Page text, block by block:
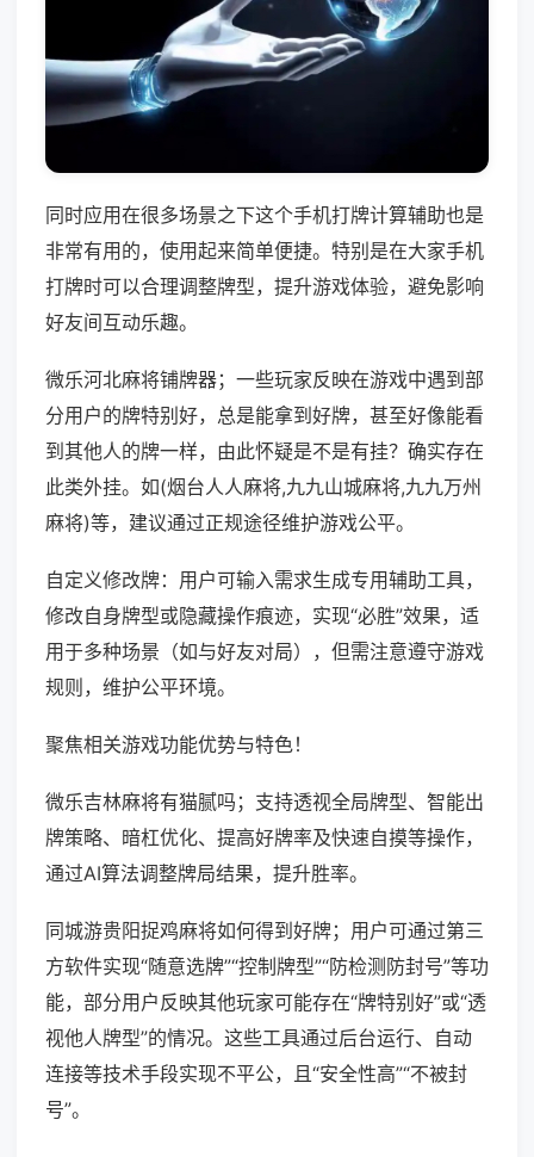
同时应用在很多场景之下这个手机打牌计算辅助也是
非常有用的，使用起来简单便捷。特别是在大家手机
打牌时可以合理调整牌型，提升游戏体验，避免影响
好友间互动乐趣。
微乐河北麻将铺牌器；一些玩家反映在游戏中遇到部
分用户的牌特别好，总是能拿到好牌，甚至好像能看
到其他人的牌一样，由此怀疑是不是有挂？确实存在
此类外挂。如(烟台人人麻将,九九山城麻将,九九万州
麻将)等，建议通过正规途径维护游戏公平。
自定义修改牌：用户可输入需求生成专用辅助工具，
修改自身牌型或隐藏操作痕迹，实现“必胜”效果，适
用于多种场景（如与好友对局），但需注意遵守游戏
规则，维护公平环境。
聚焦相关游戏功能优势与特色！
微乐吉林麻将有猫腻吗；支持透视全局牌型、智能出
牌策略、暗杠优化、提高好牌率及快速自摸等操作，
通过AI算法调整牌局结果，提升胜率。
同城游贵阳捉鸡麻将如何得到好牌；用户可通过第三
方软件实现“随意选牌”“控制牌型”“防检测防封号”等功
能，部分用户反映其他玩家可能存在“牌特别好”或“透
视他人牌型”的情况。这些工具通过后台运行、自动
连接等技术手段实现不平公，且“安全性高”“不被封
号”。